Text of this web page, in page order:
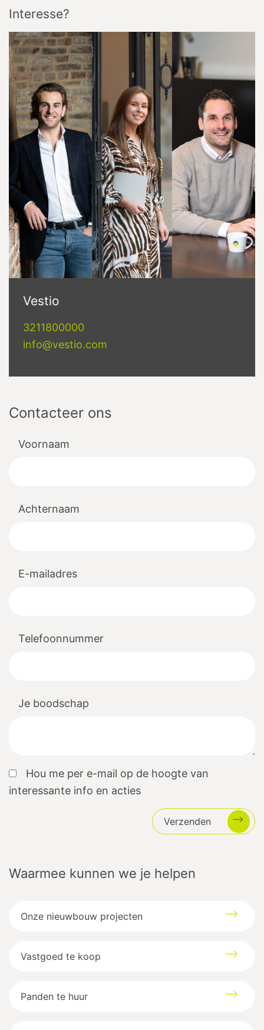
3740Bilzen
Google maps directions
Interesse?
Vestio
3211800000
info@vestio.com
Contacteer ons
Voornaam
Achternaam
E-mailadres
Telefoonnummer
Je boodschap
Hou me per e-mail op de hoogte van
interessante info en acties
Verzenden
Waarmee kunnen we je helpen
Onze nieuwbouw projecten
Vastgoed te koop
Panden te huur